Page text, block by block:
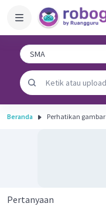
Beranda
Pertanyaan